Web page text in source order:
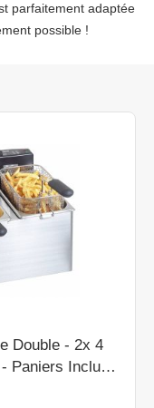
parfaitement adaptée
possible !
Double - 2x 4
Paniers Inclus